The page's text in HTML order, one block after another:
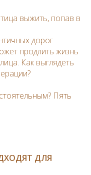
выжить, попав в
дорог
продлить жизнь
Как выглядеть
Пять
ДЛЯ